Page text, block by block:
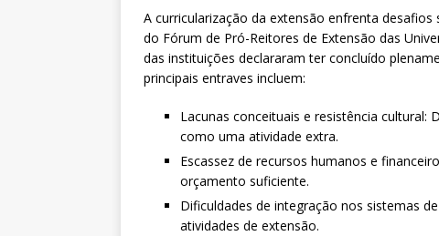
A curricularização da extensão enfrenta
do Fórum de Pró-Reitores de Extensão das
das instituições declararam ter concluído
principais entraves incluem:
Lacunas conceituais e resistência
como uma atividade extra.
Escassez de recursos humanos e
orçamento suficiente.
Dificuldades de integração nos sistemas
atividades de extensão.